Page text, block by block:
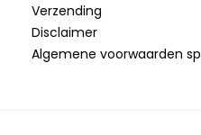
Verzending
Disclaimer
Algemene voorwaarden